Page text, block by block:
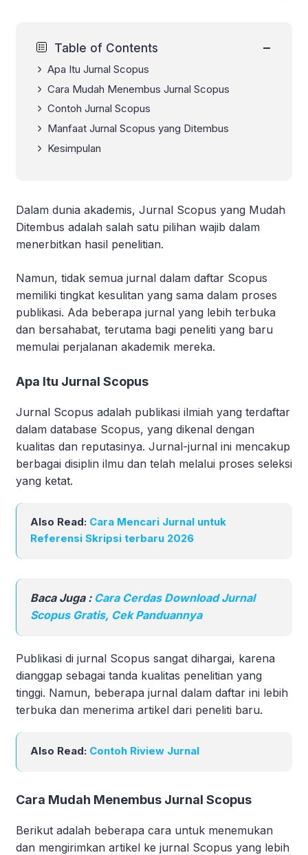
Table of Contents −
Apa Itu Jurnal Scopus
Cara Mudah Menembus Jurnal Scopus
Contoh Jurnal Scopus
Manfaat Jurnal Scopus yang Ditembus
Kesimpulan
Dalam dunia akademis, Jurnal Scopus yang Mudah
Ditembus adalah salah satu pilihan wajib dalam
menerbitkan hasil penelitian.
Namun, tidak semua jurnal dalam daftar Scopus
memiliki tingkat kesulitan yang sama dalam proses
publikasi. Ada beberapa jurnal yang lebih terbuka
dan bersahabat, terutama bagi peneliti yang baru
memulai perjalanan akademik mereka.
Apa Itu Jurnal Scopus
Jurnal Scopus adalah publikasi ilmiah yang terdaftar
dalam database Scopus, yang dikenal dengan
kualitas dan reputasinya. Jurnal-jurnal ini mencakup
berbagai disiplin ilmu dan telah melalui proses seleksi
yang ketat.
Also Read: Cara Mencari Jurnal untuk
Referensi Skripsi terbaru 2026
Baca Juga : Cara Cerdas Download Jurnal
Scopus Gratis, Cek Panduannya
Publikasi di jurnal Scopus sangat dihargai, karena
dianggap sebagai tanda kualitas penelitian yang
tinggi. Namun, beberapa jurnal dalam daftar ini lebih
terbuka dan menerima artikel dari peneliti baru.
Also Read: Contoh Riview Jurnal
Cara Mudah Menembus Jurnal Scopus
Berikut adalah beberapa cara untuk menemukan
dan mengirimkan artikel ke jurnal Scopus yang lebih